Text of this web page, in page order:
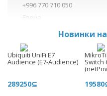
+996 770 710 050
Елена
+996 770 710 040
+996 755 710 050
Данил
+996 775 710 060
Новинки
Ubiquiti UniFi E7
Audience (E7-Audience)
289250⊆
Switch